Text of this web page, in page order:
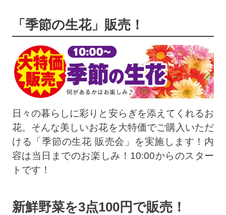
「季節の生花」販売！
日々の暮らしに彩りと安らぎを添えてくれるお
花。そんな美しいお花を大特価でご購入いただ
ける「季節の生花 販売会」を実施します！内
容は当日までのお楽しみ！10:00からのスター
トです！
新鮮野菜を3点100円で販売！